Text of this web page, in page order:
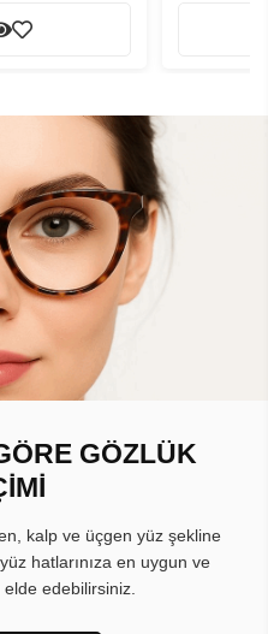
GÖZLÜK
kalp ve üçgen yüz şekline
hatlarınıza en uygun ve
edebilirsiniz.